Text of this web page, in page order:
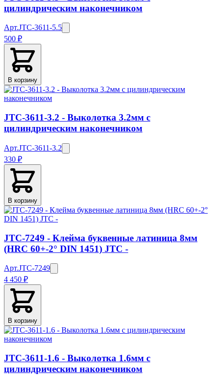
цилиндрическим наконечником
Арт.JTC-3611-5.5
500 ₽
В корзину
JTC-3611-3.2 - Выколотка 3.2мм с
цилиндрическим наконечником
Арт.JTC-3611-3.2
330 ₽
В корзину
JTC-7249 - Клейма буквенные латиница 8мм
(HRC 60+-2° DIN 1451) JTC -
Арт.JTC-7249
4 450 ₽
В корзину
JTC-3611-1.6 - Выколотка 1.6мм с
цилиндрическим наконечником